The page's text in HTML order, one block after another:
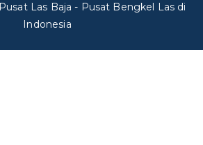
Pusat Las Baja - Pusat Bengkel Las di
Indonesia